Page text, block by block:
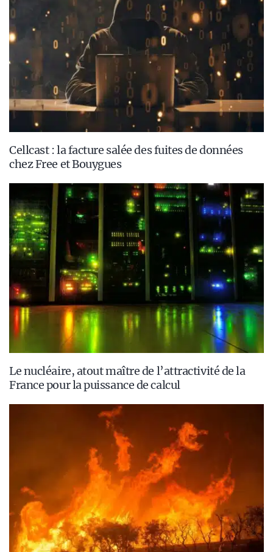
Cellcast : la facture salée des fuites de données
chez Free et Bouygues
Le nucléaire, atout maître de l’attractivité de la
France pour la puissance de calcul